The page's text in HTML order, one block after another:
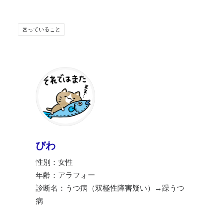
困っていること
びわ
性別：女性
年齢：アラフォー
診断名：うつ病（双極性障害疑い）→躁うつ
病